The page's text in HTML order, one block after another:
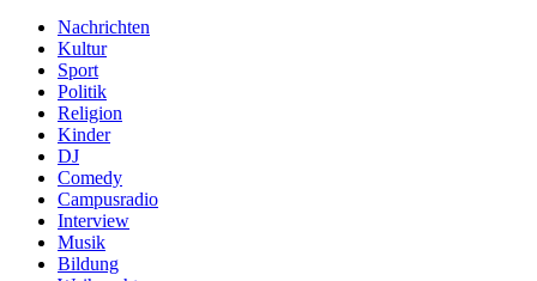
Nachrichten
Kultur
Sport
Politik
Religion
Kinder
DJ
Comedy
Campusradio
Interview
Musik
Bildung